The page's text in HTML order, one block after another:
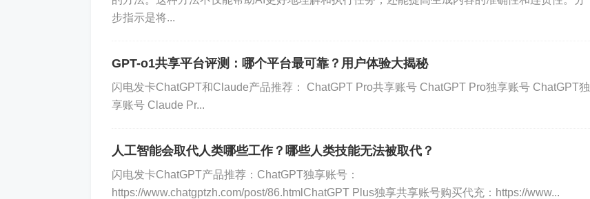
和挑战。我们的问题不会因此减少，而是会变得更加复杂和多样。我们需要保持好奇心和探索精
ChatGPT GPT-4生成的文章：（用时30s）
当技术的光芒遇见人类的困惑：互联网和人工智能时代的疑问
在信息技术飞速发展的当今世界，我们似乎正处在一个答案触手可及的时代。互联网和人工智能的
应用已经深入到生活的每一个角落，许多曾经需要耗费大量时间和精力才能解决的问题，现在只需
轻轻一点，便能迎刃而解。在这样的背景下，有人提出了一个看似合理的假设：随着问题解决手段
步指示是将...
GPT-o1共享平台评测：哪个平台最可靠？用户体验大揭秘
闪电发卡ChatGPT和Claude产品推荐： ChatGPT Pro共享账号 ChatGPT Pro独享账号 ChatGPT独
享账号 Claude Pr...
人工智能会取代人类哪些工作？哪些人类技能无法被取代？
闪电发卡ChatGPT产品推荐：ChatGPT独享账号：
https://www.chatgptzh.com/post/86.htmlChatGPT Plus独享共享账号购买代充：https://www...